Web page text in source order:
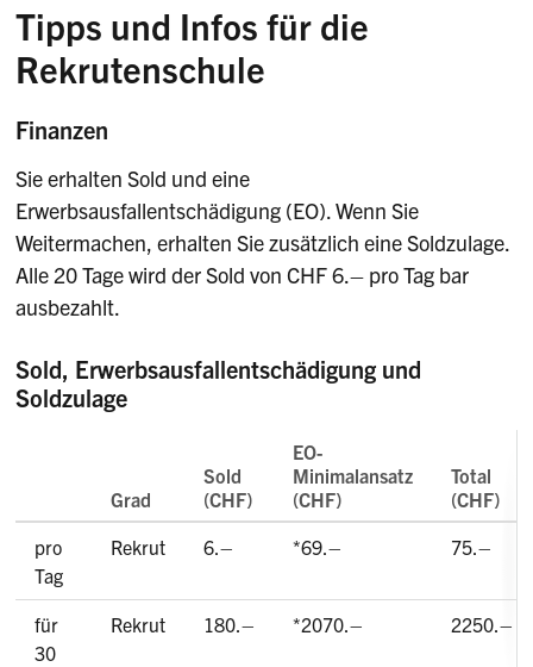
Tipps und Infos für die
Rekrutenschule
Finanzen
Sie erhalten Sold und eine
Erwerbsausfallentschädigung (EO). Wenn Sie
Weitermachen, erhalten Sie zusätzlich eine Soldzulage.
Alle 20 Tage wird der Sold von CHF 6.– pro Tag bar
ausbezahlt.
Sold, Erwerbsausfallentschädigung und
Soldzulage
Grad
Sold
(CHF)
EO-
Minimalansatz
(CHF)
Total
(CHF)
pro
Tag
Rekrut 6.– *69.– 75.–
für
30
Rekrut 180.– *2070.– 2250.–